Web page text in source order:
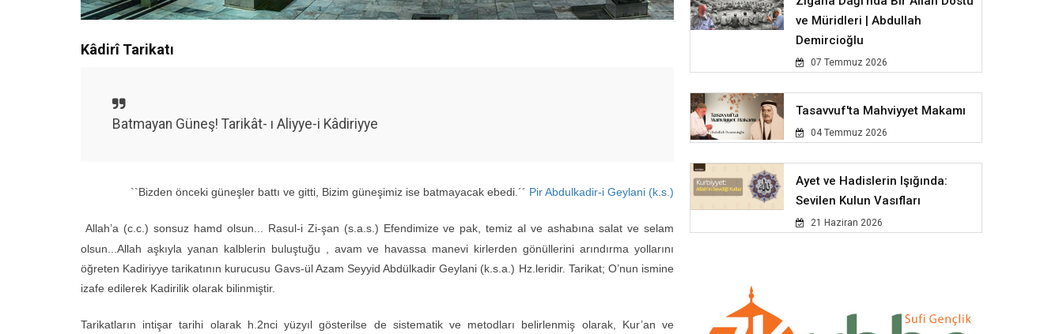
Kâdirî Tarikatı
Batmayan Güneş! Tarikât- ı Aliyye-i Kâdiriyye
``Bizden önceki güneşler battı ve gitti, Bizim güneşimiz ise batmayacak ebedi.´´ Pir Abdulkadir-i Geylani (k.s.)
Allah’a (c.c.) sonsuz hamd olsun... Rasul-i Zi-şan (s.a.s.) Efendimize ve pak, temiz al ve ashabına salat ve selam
olsun... Allah aşkıyla yanan kalblerin buluştuğu , avam ve havassa manevi kirlerden gönüllerini arındırma yollarını
öğreten Kadiriyye tarikatının kurucusu Gavs-ül Azam Seyyid Abdülkadir Geylani (k.s.a.) Hz.leridir. Tarikat; O’nun ismine
izafe edilerek Kadirilik olarak bilinmiştir.
Tarikatların intişar tarihi olarak h.2nci yüzyıl gösterilse de sistematik ve metodları belirlenmiş olarak, Kur’an ve
ve Müridleri | Abdullah
Demircioğlu
07 Temmuz 2026
Tasavvuf'ta Mahviyyet Makamı
04 Temmuz 2026
Ayet ve Hadislerin Işığında:
Sevilen Kulun Vasıfları
21 Haziran 2026